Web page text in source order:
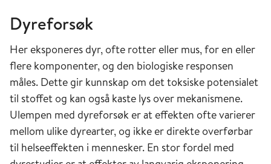
sykdommer med kronisk og mer eller mindre
irreversibel nedsettelse av lungefunksjonen.
Typiske symptomer er kortpustethet, hoste og
hyppige lungebetennelser. Ved KOLS er det
hevelser og unormalt mye slimproduksjon i de
små bronkiegrenene, og dette hemmer
luftstrømmen. Lungevevet kan også være
mindre elastisk enn før. I tillegg har de fleste
med KOLS mer eller mindre emfysem, noe som
Dyreforsøk
Her eksponeres dyr, ofte rotter eller mus, for en eller
flere komponenter, og den biologiske responsen
måles. Dette gir kunnskap om det toksiske potensialet
til stoffet og kan også kaste lys over mekanismene.
Ulempen med dyreforsøk er at effekten ofte varierer
mellom ulike dyrearter, og ikke er direkte overførbar
til helseeffekten i mennesker. En stor fordel med